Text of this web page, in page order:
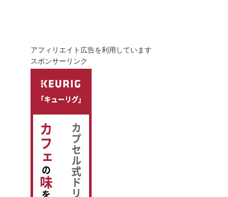
アフィリエイト広告を利用しています
スポンサーリンク